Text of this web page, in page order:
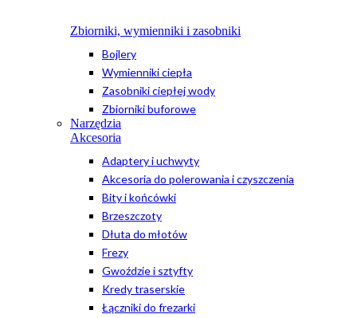
Zbiorniki, wymienniki i zasobniki
Bojlery
Wymienniki ciepła
Zasobniki ciepłej wody
Zbiorniki buforowe
Narzędzia
Akcesoria
Adaptery i uchwyty
Akcesoria do polerowania i czyszczenia
Bity i końcówki
Brzeszczoty
Dłuta do młotów
Frezy
Gwoździe i sztyfty
Kredy traserskie
Łączniki do frezarki